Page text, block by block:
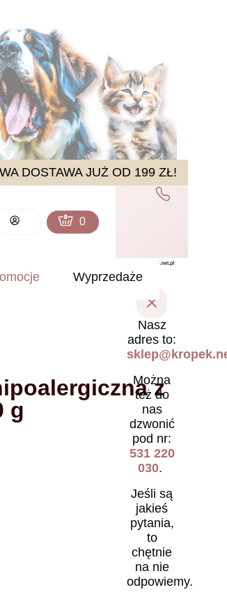
DOSTAWA JUŻ OD 199 ZŁ!
Zaloguj się
Produkty w koszyku: 0. Zobacz
Koszyk
Nasz
adres to:
Można
też do
nas
dzwonić
pod nr:
531 220
030.
Jeśli są
jakieś
pytania,
to
chętnie
na nie
odpowiemy.
Wyprzedaże
z
g